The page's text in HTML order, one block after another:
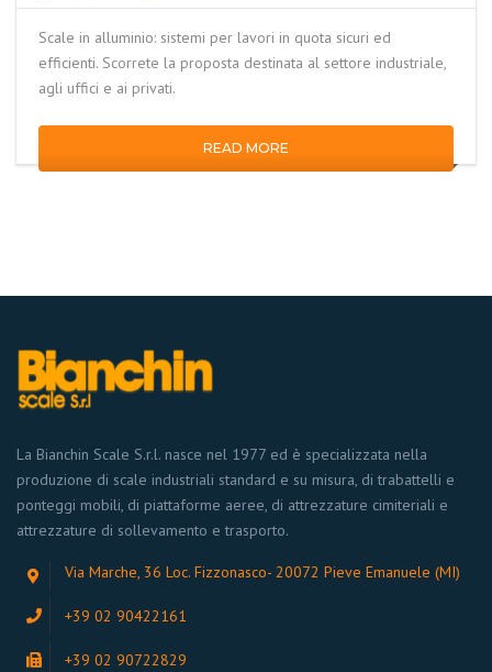
Scale in alluminio: sistemi per lavori in quota sicuri ed
efficienti. Scorrete la proposta destinata al settore industriale,
agli uffici e ai privati.
READ MORE
La Bianchin Scale S.r.l. nasce nel 1977 ed è specializzata nella
produzione di scale industriali standard e su misura, di trabattelli e
ponteggi mobili, di piattaforme aeree, di attrezzature cimiteriali e
attrezzature di sollevamento e trasporto.
Via Marche, 36 Loc. Fizzonasco- 20072 Pieve Emanuele (MI)
+39 02 90422161
+39 02 90722829